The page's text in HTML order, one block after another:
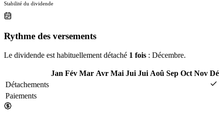
Stabilité du dividende
Rythme des versements
Le dividende est habituellement détaché 1 fois : Décembre.
Jan Fév Mar Avr Mai Jui Jui Aoû Sep Oct Nov
Détachements
Paiements